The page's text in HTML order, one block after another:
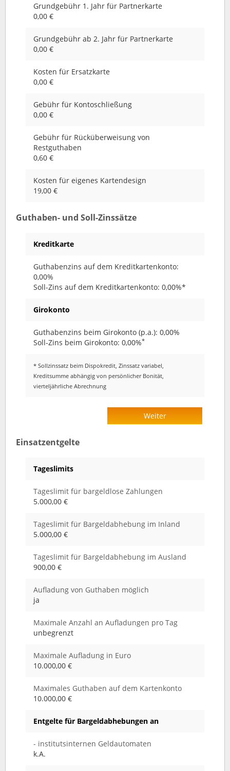
Grundgebühr 1. Jahr für Partnerkarte
0,00 €
Grundgebühr ab 2. Jahr für Partnerkarte
0,00 €
Kosten für Ersatzkarte
0,00 €
Gebühr für Kontoschließung
0,00 €
Gebühr für Rücküberweisung von
Restguthaben
0,60 €
Kosten für eigenes Kartendesign
19,00 €
Guthaben- und Soll-Zinssätze
Kreditkarte
Guthabenzins auf dem Kreditkartenkonto:
0,00%
Soll-Zins auf dem Kreditkartenkonto: 0,00%*
Girokonto
Guthabenzins beim Girokonto (p.a.): 0,00%
Soll-Zins beim Girokonto: 0,00%*
* Sollzinssatz beim Dispokredit, Zinssatz variabel,
Kreditsumme abhängig von persönlicher Bonität,
vierteljährliche Abrechnung
Weiter
Einsatzentgelte
Tageslimits
Tageslimit für bargeldlose Zahlungen
5.000,00 €
Tageslimit für Bargeldabhebung im Inland
5.000,00 €
Tageslimit für Bargeldabhebung im Ausland
900,00 €
Aufladung von Guthaben möglich
ja
Maximale Anzahl an Aufladungen pro Tag
unbegrenzt
Maximale Aufladung in Euro
10.000,00 €
Maximales Guthaben auf dem Kartenkonto
10.000,00 €
Entgelte für Bargeldabhebungen an
- institutsinternen Geldautomaten
k.A.